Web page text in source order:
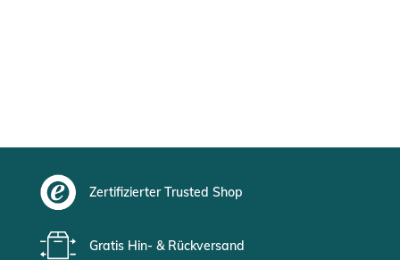
Zertifizierter Trusted Shop
Gratis Hin- & Rückversand